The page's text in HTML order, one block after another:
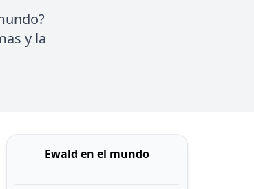
y la
Ewald en el mundo